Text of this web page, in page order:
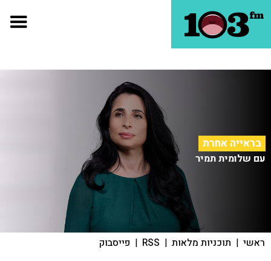
בראייה אחרת
עם שלומית תמיר
ראשי | תוכניות מלאות |
RSS
| פייסבוק